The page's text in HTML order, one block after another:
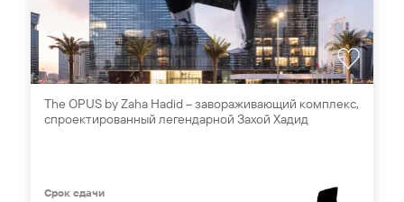
The OPUS by Zaha Hadid – завораживающий комплекс,
спроектированный легендарной Захой Хадид
Срок сдачи